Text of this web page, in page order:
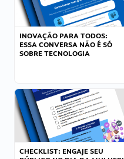
INOVAÇÃO PARA TODOS:
ESSA CONVERSA NÃO É SÓ
SOBRE TECNOLOGIA
CHECKLIST: ENGAJE SEU